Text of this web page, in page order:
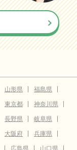
山形県
福島県
東京都
神奈川県
長野県
岐阜県
大阪府
兵庫県
広島県
山口県